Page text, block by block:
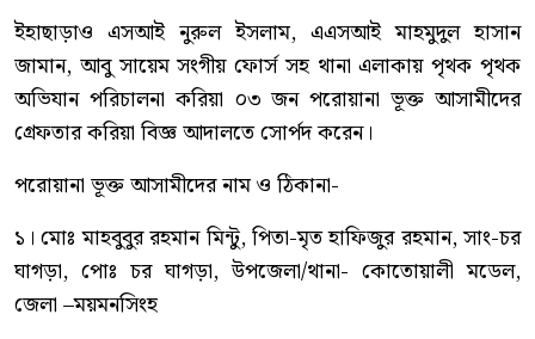
ইহাছাড়াও এসআই নুরুল ইসলাম, এএসআই মাহমুদুল হাসান
জামান, আবু সায়েম সংগীয় ফোর্স সহ থানা এলাকায় পৃথক পৃথক
অভিযান পরিচালনা করিয়া ০৩ জন পরোয়ানা ভূক্ত আসামীদের
গ্রেফতার করিয়া বিজ্ঞ আদালতে সোর্পদ করেন।
পরোয়ানা ভূক্ত আসামীদের নাম ও ঠিকানা-
১। মোঃ মাহবুবুর রহমান মিন্টু, পিতা-মৃত হাফিজুর রহমান, সাং-চর
ঘাগড়া, পোঃ চর ঘাগড়া, উপজেলা/থানা- কোতোয়ালী মডেল,
জেলা –ময়মনসিংহ